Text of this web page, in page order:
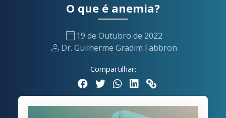
O que é anemia?
calendar_today 19 de Outubro de 2022
person Dr. Guilherme Gradim Fabbron
Compartilhar: